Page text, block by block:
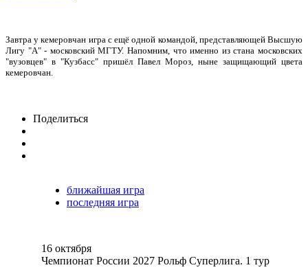
Завтра у кемеровчан игра с ещё одной командой, представляющей Высшую
Лигу "А" - московский МГТУ. Напомним, что именно из стана московских
"вузовцев" в "Кузбасс" пришёл Павел Мороз, ныне защищающий цвета
кемеровчан.
Поделиться
ближайшая игра
последняя игра
16 октября
Чемпионат России 2027 Рольф Суперлига. 1 тур